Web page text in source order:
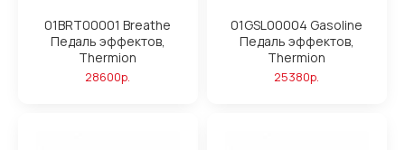
01BRT00001 Breathe
Педаль эффектов,
Thermion
28600р.
01GSL00004 Gasoline
Педаль эффектов,
Thermion
25380р.